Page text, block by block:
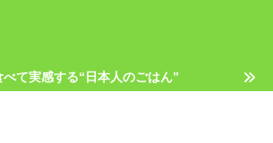
べて実感する“日本人のごはん”